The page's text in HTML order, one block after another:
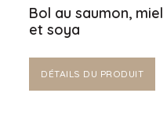
Bol au saumon, miel
et soya
DÉTAILS DU PRODUIT